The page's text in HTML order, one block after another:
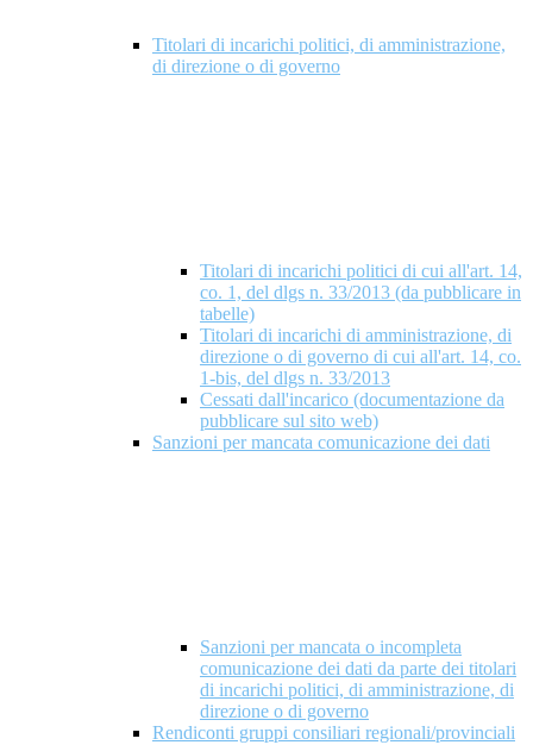
Titolari di incarichi politici, di amministrazione,
di direzione o di governo
Titolari di incarichi politici di cui all'art. 14,
co. 1, del dlgs n. 33/2013 (da pubblicare in
tabelle)
Titolari di incarichi di amministrazione, di
direzione o di governo di cui all'art. 14, co.
1-bis, del dlgs n. 33/2013
Cessati dall'incarico (documentazione da
pubblicare sul sito web)
Sanzioni per mancata comunicazione dei dati
Sanzioni per mancata o incompleta
comunicazione dei dati da parte dei titolari
di incarichi politici, di amministrazione, di
direzione o di governo
Rendiconti gruppi consiliari regionali/provinciali